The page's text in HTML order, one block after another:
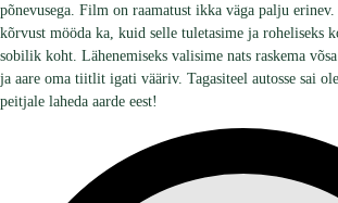
põnevusega. Film on raamatust ikka väga palju erinev.
kõrvust mööda ka, kuid selle tuletasime ja roheliseks
sobilik koht. Lähenemiseks valisime nats raskema
ja aare oma tiitlit igati vääriv. Tagasiteel autosse sai
peitjale laheda aarde eest!